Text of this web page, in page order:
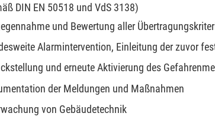
DIN EN 50518 und VdS 3138)
und Bewertung aller
Alarmintervention, Einleitung der zuvor
und erneute Aktivierung des
der Meldungen und Maßnahmen
von Gebäudetechnik